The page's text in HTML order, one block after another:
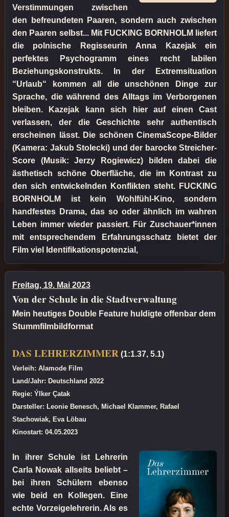
Verstimmungen zwischen
den befreundeten Paaren, sondern auch zwischen
den Paaren selbst... Mit FUCKING BORNHOLM liefert
die polnische Regisseurin Anna Kazejak ein
perfektes Psychogramm eines recht labilen
Beziehungskonstrukts. In der Extremsituation
“Urlaub“ kommen all die unschönen Dinge zur
Sprache, die während des Alltags im Verborgenen
bleiben. Kazejak kann sich hier auf einen Cast
verlassen, der die Geschichte sehr authentisch
erscheinen lässt. Die schönen CinemaScope-Bilder
(Kamera: Jakub Stolecki) und der barocke Streicher-
Score (Musik: Jerzy Rogiewicz) bilden dabei die
ästhetisch schöne Oberfläche, die im Kontrast zu
den sich entwickelnden Konflikten steht. FUCKING
BORNHOLM ist kein Wohlfühl-Kino, sondern
handfestes Drama, das so oder ähnlich im wahren
Leben immer wieder passiert. Für Zuschauer*innen
mit entsprechendem Erfahrungsschatz bietet der
Film viel Identifikationspotenzial,
Freitag, 19. Mai 2023
Von der Schule in die Stadtverwaltung
Mein heutiges Double Feature huldigte offenbar dem
Stummfilmbildformat
DAS LEHRERZIMMER (1:1.37, 5.1)
Verleih: Alamode Film
Land/Jahr: Deutschland 2022
Regie: Ýlker Çatak
Darsteller: Leonie Benesch, Michael Klammer, Rafael
Stachowiak, Eva Löbau
Kinostart: 04.05.2023
In ihrer Schule ist Lehrerin
Carla Nowak allseits beliebt –
bei ihren Schülern ebenso
wie beid en Kollegen. Eine
echte Vorzeigelehrerin. Als es